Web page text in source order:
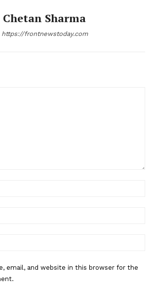
Chetan Sharma
https://frontnewstoday.com
email, and website in this browser for the